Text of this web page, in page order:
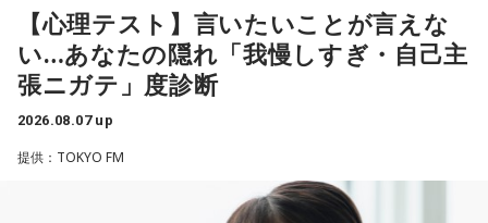
※放送エリア外の方は、プレミアム会員の登録でご利用いた
だけます。
----------------------------------------------------
＜番組概要＞
番組名：JA全農 COUNTDOWN JAPAN
放送エリア：TOKYO FMをはじめとする、JFN全国38局ネッ
放送日時：毎週土曜 13:00～13:53
ほのか・海：ありがとうございます。
潮：「コニファー」はテレビアニメ「これ描いて死ね」のエ
ンディングテーマとなっています。
ね？
れることがあります。病気だからと割り切って仕事に就いて
いるのですが、心が疲れてきています。私生活は充実してお
り、夫と新しく家を建てるためにも仕事は辞められません。
仕事がつらいからこそ私生活が充実する、幸せになるぞとい
の心持ちについてアドバイスをいただけないでしょうか？
【心理テスト】言いたいことが言えな
い…あなたの隠れ「我慢しすぎ・自己主
張ニガテ」度診断
2026.08.07 up
提供：TOKYO FM